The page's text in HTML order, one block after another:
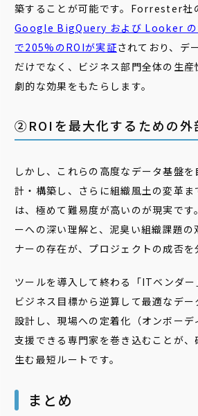
築することが可能です。Forrester社
Google BigQuery および Looker の
で205%のROIが実証されており、デ
だけでなく、ビジネス部門全体の生
劇的な効果をもたらします。
②ROIを最大化するための外
しかし、これらの高度なデータ基盤
計・構築し、さらに組織風土の変革ま
は、極めて難易度が高いのが現実です
ーへの深い理解と、泥臭い組織課題の
ナーの存在が、プロジェクトの成否を
ツールを導入して終わる「ITベンダ
ビジネス目標から逆算して最適なデ
設計し、現場への定着化（オンボーデ
支援できる専門家を巻き込むことが
生む最短ルートです。
まとめ